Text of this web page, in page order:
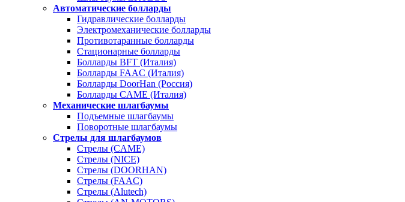
Автоматические болларды
Гидравлические болларды
Электромеханические болларды
Противотаранные болларды
Стационарные болларды
Болларды BFT (Италия)
Болларды FAAC (Италия)
Болларды DoorHan (Россия)
Болларды CAME (Италия)
Механические шлагбаумы
Подъемные шлагбаумы
Поворотные шлагбаумы
Стрелы для шлагбаумов
Стрелы (CAME)
Стрелы (NICE)
Стрелы (DOORHAN)
Стрелы (FAAC)
Стрелы (Alutech)